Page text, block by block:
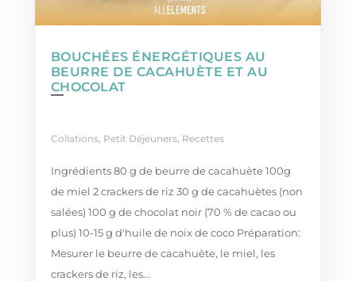
BOUCHÉES ÉNERGÉTIQUES AU
BEURRE DE CACAHUÈTE ET AU
CHOCOLAT
Collations, Petit Déjeuners, Recettes
Ingrédients 80 g de beurre de cacahuète 100g
de miel 2 crackers de riz 30 g de cacahuètes (non
salées) 100 g de chocolat noir (70 % de cacao ou
plus) 10-15 g d'huile de noix de coco Préparation:
Mesurer le beurre de cacahuète, le miel, les
crackers de riz, les...